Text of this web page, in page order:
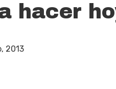
hacer
2013